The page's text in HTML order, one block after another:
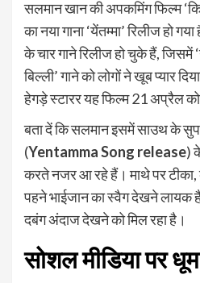
सलमान खान की अपकमिंग फिल्म
का नया गाना ‘येंतम्मा’ रिलीज हो
के चार गाने रिलीज हो चुके हैं, जिसमें
बिल्ली’ गाने को लोगों ने खूब प्यार
हेगड़े स्टारर यह फिल्म 21 अप्रैल
बता दें कि सलमान इसमें साउथ के
(Yentamma Song release)
करते नजर आ रहे हैं। माथे पर टीका,
पहने भाईजान का स्वैग देखने लायक
दबंग अंदाज देखने को मिल रहा है।
सोशल मीडिया पर